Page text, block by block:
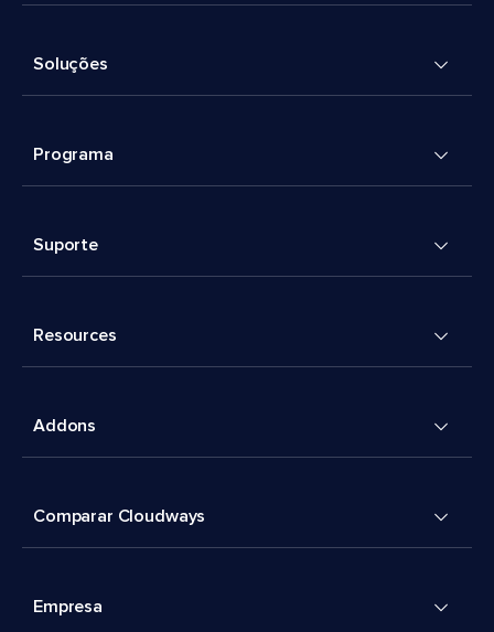
Soluções
Programa
Suporte
Resources
Addons
Comparar Cloudways
Empresa